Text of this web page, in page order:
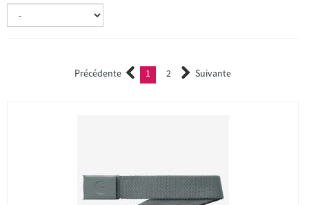
Précédente 1 (current)
2 Suivante